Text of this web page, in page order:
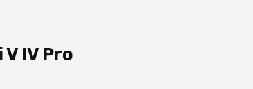
IV Pro